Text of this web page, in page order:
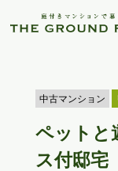
中古マンション
ペットと
ス付邸宅